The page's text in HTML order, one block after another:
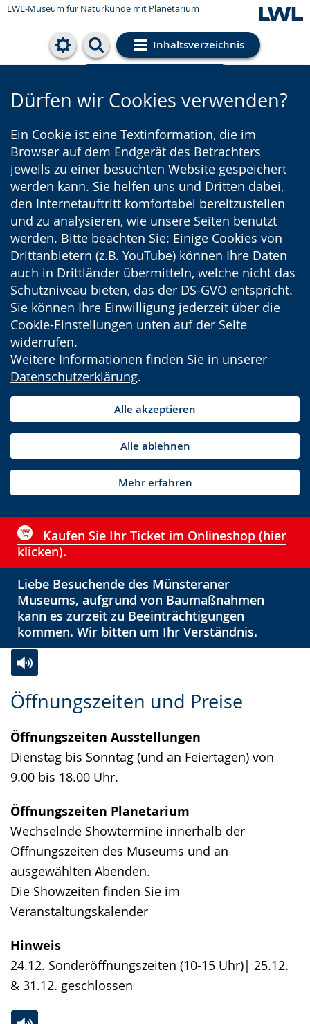
LWL-Museum für Naturkunde mit Planetarium
Inhaltsverzeichnis
Cookie-Einstellungen
Dürfen wir Cookies verwenden?
Ein Cookie ist eine Textinformation, die im
Browser auf dem Endgerät des Betrachters
jeweils zu einer besuchten Website gespeichert
werden kann. Sie helfen uns und Dritten dabei,
den Internetauftritt komfortabel bereitzustellen
und zu analysieren, wie unsere Seiten benutzt
werden. Bitte beachten Sie: Einige Cookies von
Drittanbietern (z.B. YouTube) können Ihre Daten
auch in Drittländer übermitteln, welche nicht das
Schutzniveau bieten, das der DS-GVO entspricht.
Sie können Ihre Einwilligung jederzeit über die
Cookie-Einstellungen unten auf der Seite
widerrufen.
Weitere Informationen finden Sie in unserer
Datenschutzerklärung.
Alle akzeptieren
Alle ablehnen
Mehr erfahren
Kaufen Sie Ihr Ticket im Onlineshop (hier
klicken).
Liebe Besuchende des Münsteraner
Museums, aufgrund von Baumaßnahmen
kann es zurzeit zu Beeinträchtigungen
kommen. Wir bitten um Ihr Verständnis.
Öffnungszeiten und Preise
Öffnungszeiten Ausstellungen
Dienstag bis Sonntag (und an Feiertagen) von
9.00 bis 18.00 Uhr.
Öffnungszeiten Planetarium
Wechselnde Showtermine innerhalb der
Öffnungszeiten des Museums und an
ausgewählten Abenden.
Die Showzeiten finden Sie im
Veranstaltungskalender
Hinweis
24.12. Sonderöffnungszeiten (10-15 Uhr)| 25.12.
& 31.12. geschlossen
Leichten
Sprache
wechseln.
Audio-
Unterstützung.
Video
in
Deutscher
Gebärdensprache
wird
angezeigt.